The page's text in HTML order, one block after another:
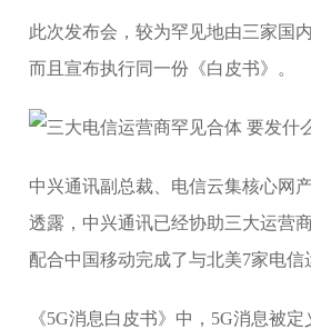
此次发布会，较为罕见地由三家国
而且宣布执行同一份《白皮书》。
中兴通讯副总裁、电信云集核心网
透露，中兴通讯已经协助三大运营
配合中国移动完成了与北美7家电信
《5G消息白皮书》中，5G消息被